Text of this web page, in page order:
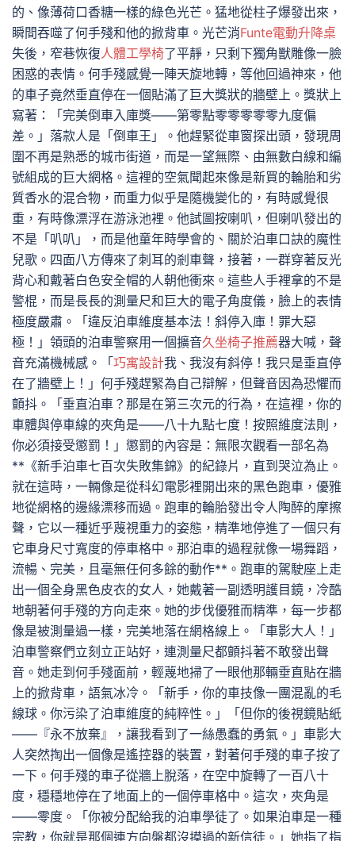
的、像薄荷口香糖一樣的綠色光芒。猛地從柱子爆發出來，
瞬間吞噬了何手殘和他的掀背車。光芒消Funte電動升降桌
失後，窄巷恢復人體工學椅了平靜，只剩下獨角獸雕像一臉
困惑的表情。何手殘感覺一陣天旋地轉，等他回過神來，他
的車子竟然垂直停在一個貼滿了巨大獎狀的牆壁上。獎狀上
寫著：「完美倒車入庫獎——第零點零零零零零九度偏
差。」落款人是「倒車王」。他趕緊從車窗探出頭，發現周
圍不再是熟悉的城市街道，而是一望無際、由無數白線和編
號組成的巨大網格。這裡的空氣聞起來像是新買的輪胎和劣
質香水的混合物，而重力似乎是隨機變化的，有時感覺很
重，有時像漂浮在游泳池裡。他試圖按喇叭，但喇叭發出的
不是「叭叭」，而是他童年時學會的、關於泊車口訣的魔性
兒歌。四面八方傳來了刺耳的剎車聲，接著，一群穿著反光
背心和戴著白色安全帽的人朝他衝來。這些人手裡拿的不是
警棍，而是長長的測量尺和巨大的電子角度儀，臉上的表情
極度嚴肅。「違反泊車維度基本法！斜停入庫！罪大惡
極！」領頭的泊車警察用一個擴音久坐椅子推薦器大喊，聲
音充滿機械感。「巧寓設計我、我沒有斜停！我只是垂直停
在了牆壁上！」何手殘趕緊為自己辯解，但聲音因為恐懼而
顫抖。「垂直泊車？那是在第三次元的行為，在這裡，你的
車體與停車線的夾角是——八十九點七度！按照維度法則，
你必須接受懲罰！」懲罰的內容是：無限次觀看一部名為
**《新手泊車七百次失敗集錦》的紀錄片，直到哭泣為止。
就在這時，一輛像是從科幻電影裡開出來的黑色跑車，優雅
地從網格的邊緣漂移而過。跑車的輪胎發出令人陶醉的摩擦
聲，它以一種近乎蔑視重力的姿態，精準地停進了一個只有
它車身尺寸寬度的停車格中。那泊車的過程就像一場舞蹈，
流暢、完美，且毫無任何多餘的動作**。跑車的駕駛座上走
出一個全身黑色皮衣的女人，她戴著一副透明護目鏡，冷酷
地朝著何手殘的方向走來。她的步伐優雅而精準，每一步都
像是被測量過一樣，完美地落在網格線上。「車影大人！」
泊車警察們立刻立正站好，連測量尺都顫抖著不敢發出聲
音。她走到何手殘面前，輕蔑地掃了一眼他那輛垂直貼在牆
上的掀背車，語氣冰冷。「新手，你的車技像一團混亂的毛
線球。你污染了泊車維度的純粹性。」「但你的後視鏡貼紙
——『永不放棄』，讓我看到了一絲愚蠢的勇氣。」車影大
人突然掏出一個像是遙控器的裝置，對著何手殘的車子按了
一下。何手殘的車子從牆上脫落，在空中旋轉了一百八十
度，穩穩地停在了地面上的一個停車格中。這次，夾角是
——零度。「你被分配給我的泊車學徒了。如果泊車是一種
宗教，你就是那個連方向盤都沒摸過的新信徒。」她指了指